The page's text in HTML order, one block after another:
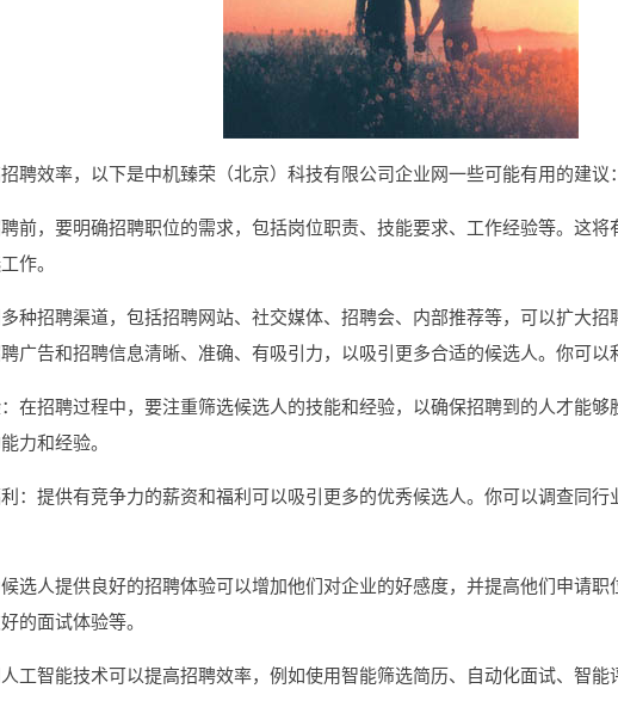
聘效率，以下是中机臻荣（北京）科技有限公司企业网一些可能有用的建议：
前，要明确招聘职位的需求，包括岗位职责、技能要求、工作经验等。这
作。
种招聘渠道，包括招聘网站、社交媒体、招聘会、内部推荐等，可以扩大
广告和招聘信息清晰、准确、有吸引力，以吸引更多合适的候选人。你可以
在招聘过程中，要注重筛选候选人的技能和经验，以确保招聘到的人才能
力和经验。
：提供有竞争力的薪资和福利可以吸引更多的优秀候选人。你可以调查同行
选人提供良好的招聘体验可以增加他们对企业的好感度，并提高他们申请
的面试体验等。
工智能技术可以提高招聘效率，例如使用智能筛选简历、自动化面试、智能